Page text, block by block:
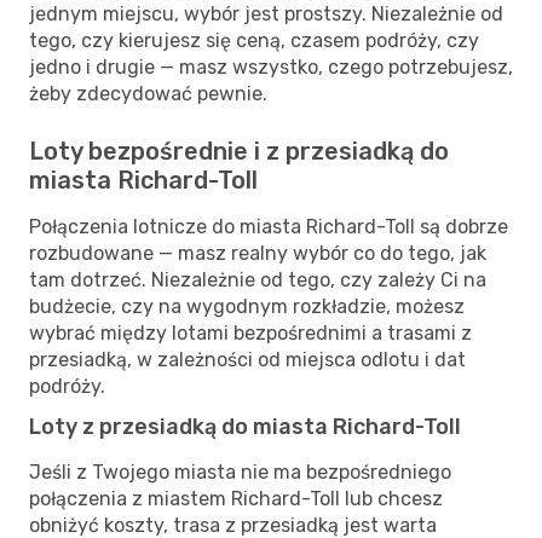
jednym miejscu, wybór jest prostszy. Niezależnie od
tego, czy kierujesz się ceną, czasem podróży, czy
jedno i drugie — masz wszystko, czego potrzebujesz,
żeby zdecydować pewnie.
Loty bezpośrednie i z przesiadką do
miasta Richard-Toll
Połączenia lotnicze do miasta Richard-Toll są dobrze
rozbudowane — masz realny wybór co do tego, jak
tam dotrzeć. Niezależnie od tego, czy zależy Ci na
budżecie, czy na wygodnym rozkładzie, możesz
wybrać między lotami bezpośrednimi a trasami z
przesiadką, w zależności od miejsca odlotu i dat
podróży.
Loty z przesiadką do miasta Richard-Toll
Jeśli z Twojego miasta nie ma bezpośredniego
połączenia z miastem Richard-Toll lub chcesz
obniżyć koszty, trasa z przesiadką jest warta